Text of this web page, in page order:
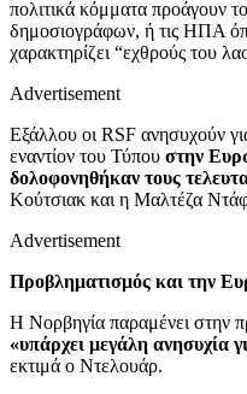
πολιτικά κόμματα προάγουν
δημοσιογράφων, ή τις ΗΠΑ
χαρακτηρίζει “εχθρούς του
Advertisement
Εξάλλου οι RSF ανησυχούν
εναντίον του Τύπου στην
δολοφονηθήκαν τους
Κούτσιακ και η Μαλτέζα
Advertisement
Προβληματισμός και την
Η Νορβηγία παραμένει στην
«υπάρχει μεγάλη ανησυχία
εκτιμά ο Ντελουάρ.